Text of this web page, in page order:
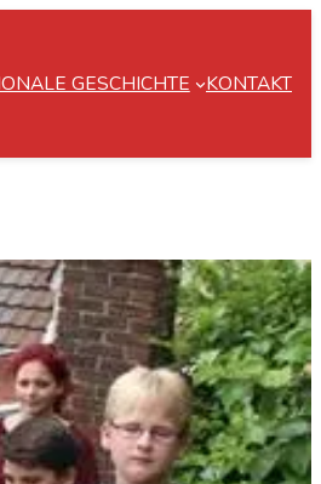
GESCHICHTE KONTAKT